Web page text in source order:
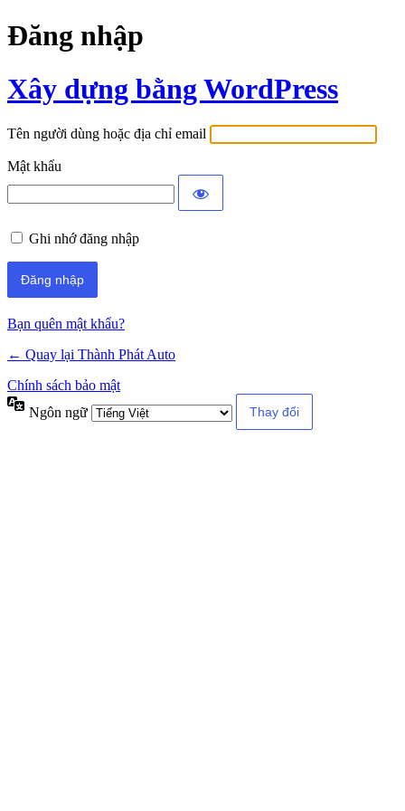
Đăng nhập
Xây dựng bằng WordPress
Tên người dùng hoặc địa chỉ email
Mật khẩu
Ghi nhớ đăng nhập
Bạn quên mật khẩu?
← Quay lại Thành Phát Auto
Chính sách bảo mật
Ngôn ngữ